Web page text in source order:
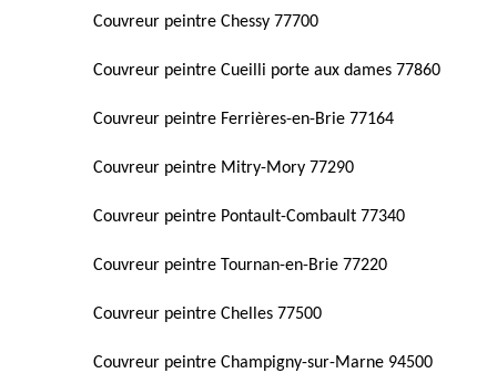
Couvreur peintre Chessy 77700
Couvreur peintre Cueilli porte aux dames 77860
Couvreur peintre Ferrières-en-Brie 77164
Couvreur peintre Mitry-Mory 77290
Couvreur peintre Pontault-Combault 77340
Couvreur peintre Tournan-en-Brie 77220
Couvreur peintre Chelles 77500
Couvreur peintre Champigny-sur-Marne 94500